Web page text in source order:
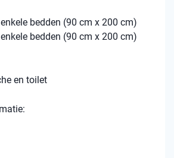
bedden (90 cm x 200 cm)
bedden (90 cm x 200 cm)
en toilet